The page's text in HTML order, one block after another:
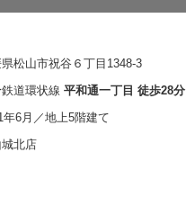
松山市祝谷６丁目1348-3
道環状線 平和通一丁目 徒歩28分
年6月／地上5階建て
北店